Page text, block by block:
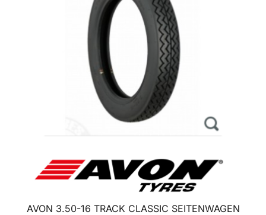
AVON 3.50-16 TRACK CLASSIC SEITENWAGEN